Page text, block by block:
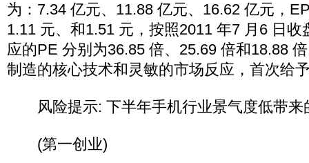
为：7.34 亿元、11.88 亿元、16.62 亿元，
1.11 元、和1.51 元，按照2011 年7 月6 日收
应的PE 分别为36.85 倍、25.69 倍和18.88
制造的核心技术和灵敏的市场反应，首次给
风险提示: 下半年手机行业景气度低带来
(第一创业)